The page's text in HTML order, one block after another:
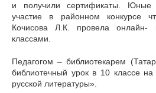
и получили сертификаты.
участие в районном конкурсе
Кочисова Л.К. провела
классами.
Педагогом – библиотекарем
библиотечный урок в 10 классе
русской литературы».